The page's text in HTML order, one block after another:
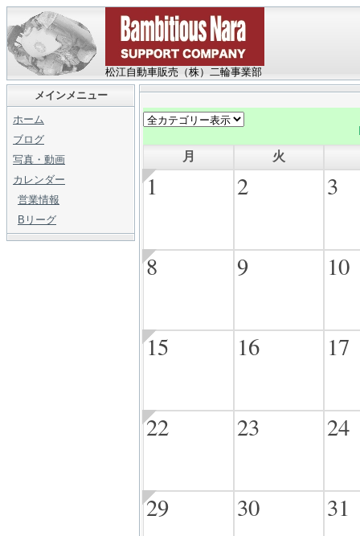
松江自動車販売（株）二輪事業部
メインメニュー
ホーム
ブログ
写真・動画
カレンダー
営業情報
Bリーグ
月 火
1 2 3
8 9 10
15 16 17
22 23 24
29 30 31